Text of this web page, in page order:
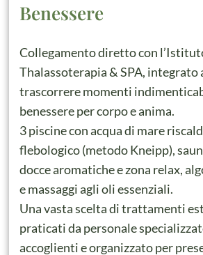
Benessere
Collegamento diretto con
Thalassoterapia & SPA, integrato
trascorrere momenti
benessere per corpo e anima.
3 piscine con acqua di mare
flebologico (metodo Kneipp),
docce aromatiche e zona relax,
e massaggi agli oli essenziali.
Una vasta scelta di trattamenti
praticati da personale
accoglienti e organizzato per